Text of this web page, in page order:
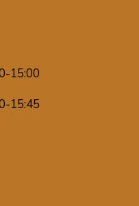
15:00
15:45